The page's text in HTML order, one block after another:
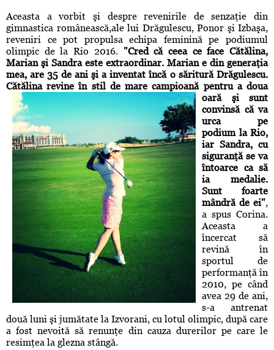
Aceasta a vorbit şi despre revenirile de senzaţie din
gimnastica românească,ale lui Drăgulescu, Ponor şi Izbaşa,
reveniri ce pot propulsa echipa feminină pe podiumul
olimpic de la Rio 2016."Cred că ceea ce face Cătălina,
Marian şi Sandra este extraordinar. Marian e din generaţia
mea, are 35 de ani şi a inventat încă o săritură Drăgulescu.
Cătălina revine în stil de mare campioană pentru a doua
oară şi sunt
convinsă că va
urca pe
podium la Rio,
iar Sandra, cu
siguranţă se va
întoarce ca să
ia medalie.
Sunt foarte
mândră de ei",
a spus Corina.
Aceasta a
încercat să
revină în
sportul de
performanţă în
2010, pe când
avea 29 de ani,
s-a antrenat
două luni şi jumătate la Izvorani, cu lotul olimpic, după care
a fost nevoită să renunţe din cauza durerilor pe care le
resimţea la glezna stângă.